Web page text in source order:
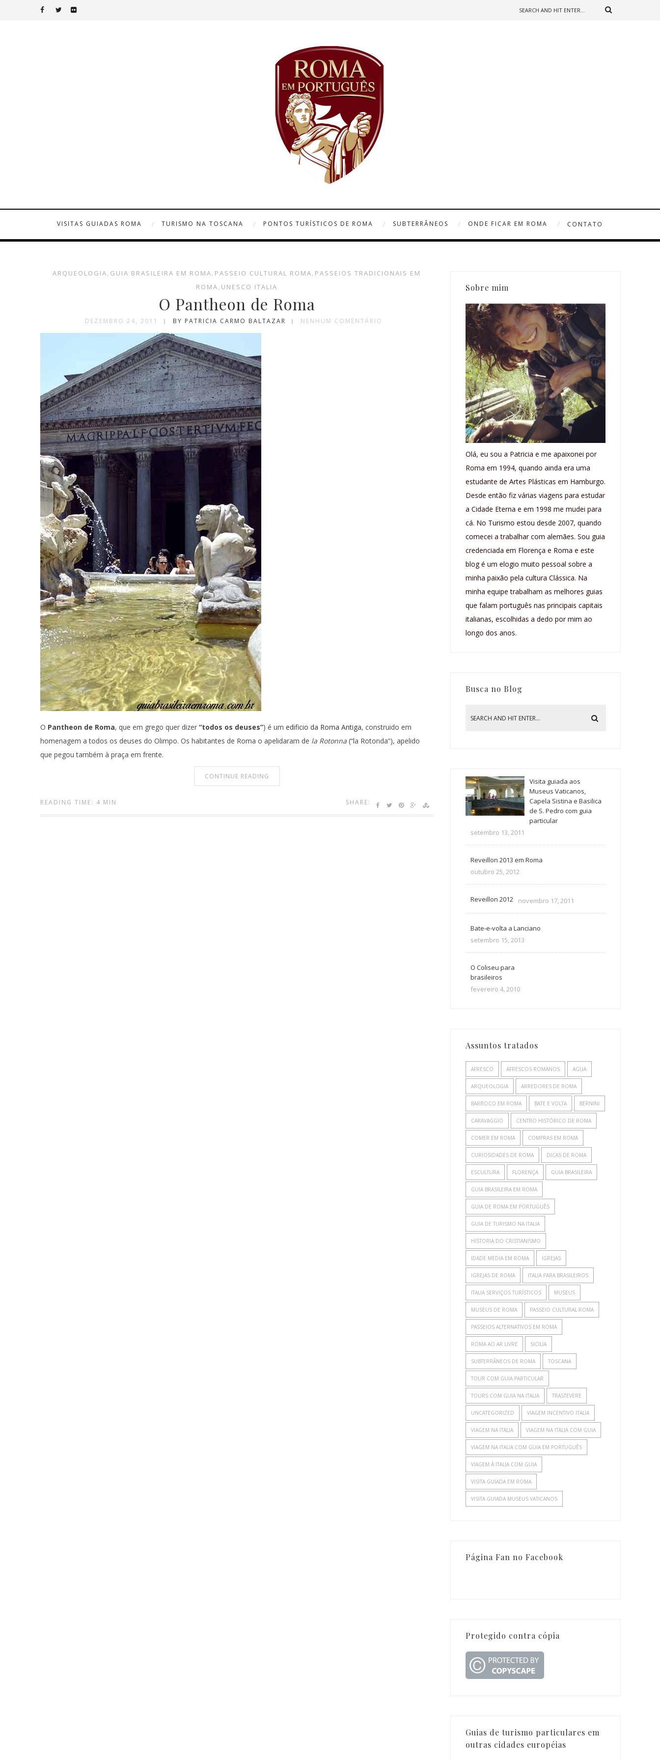
VISITAS GUIADAS ROMA TURISMO NA TOSCANA PONTOS TURÍSTICOS DE ROMA SUBTERRÂNEOS ONDE FICAR EM ROMA CONTATO
ARQUEOLOGIA, GUIA BRASILEIRA EM ROMA, PASSEIO CULTURAL ROMA, PASSEIOS TRADICIONAIS EM
ROMA, UNESCO ITALIA
O Pantheon de Roma
DEZEMBRO 24, 2011 BY PATRICIA CARMO BALTAZAR NENHUM COMENTÁRIO
O Pantheon de Roma, que em grego quer dizer “todos os deuses”) é um edificio da Roma Antiga, construido em
homenagem a todos os deuses do Olimpo. Os habitantes de Roma o apelidaram de la Rotonna (“la Rotonda”), apelido
que pegou também à praça em frente.
CONTINUE READING
SHARE:
READING TIME: 4 MIN
Sobre mim
Olá, eu sou a Patricia e me apaixonei por
Roma em 1994, quando ainda era uma
estudante de Artes Plásticas em Hamburgo.
Desde então fiz várias viagens para estudar
a Cidade Eterna e em 1998 me mudei para
cá. No Turismo estou desde 2007, quando
comecei a trabalhar com alemães. Sou guia
credenciada em Florença e Roma e este
blog é um elogio muito pessoal sobre a
minha paixão pela cultura Clássica. Na
minha equipe trabalham as melhores guias
que falam português nas principais capitais
italianas, escolhidas a dedo por mim ao
longo dos anos.
Busca no Blog
Visita guiada aos
Museus Vaticanos,
Capela Sistina e Basilica
de S. Pedro com guia
particular
setembro 13, 2011
Reveillon 2013 em Roma
outubro 25, 2012
Reveillon 2012 novembro 17, 2011
Bate-e-volta a Lanciano
setembro 15, 2013
O Coliseu para
brasileiros
fevereiro 4, 2010
Assuntos tratados
AFRESCO AFRESCOS ROMANOS AGUA
ARQUEOLOGIA ARREDORES DE ROMA
BARROCO EM ROMA BATE E VOLTA BERNINI
CARAVAGGIO CENTRO HISTÓRICO DE ROMA
COMER EM ROMA COMPRAS EM ROMA
CURIOSIDADES DE ROMA DICAS DE ROMA
ESCULTURA FLORENÇA GUIA BRASILEIRA
GUIA BRASILEIRA EM ROMA
GUIA DE ROMA EM PORTUGUÊS
GUIA DE TURISMO NA ITALIA
HISTORIA DO CRISTIANISMO
IDADE MEDIA EM ROMA IGREJAS
IGREJAS DE ROMA ITALIA PARA BRASILEIROS
ITALIA SERVIÇOS TURÍSTICOS MUSEUS
MUSEUS DE ROMA PASSEIO CULTURAL ROMA
PASSEIOS ALTERNATIVOS EM ROMA
ROMA AO AR LIVRE SICILIA
SUBTERRÂNEOS DE ROMA TOSCANA
TOUR COM GUIA PARTICULAR
TOURS COM GUIA NA ITALIA TRASTEVERE
UNCATEGORIZED VIAGEM INCENTIVO ITALIA
VIAGEM NA ITALIA VIAGEM NA ITALIA COM GUIA
VIAGEM NA ITALIA COM GUIA EM PORTUGUÊS
VIAGEM À ITALIA COM GUIA
VISITA GUIADA EM ROMA
VISITA GUIADA MUSEUS VATICANOS
Página Fan no Facebook
Protegido contra cópia
Guias de turismo particulares em
outras cidades européias